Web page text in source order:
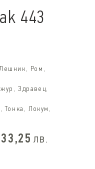
443
Ром,
Здравец,
Тонка, Локум,
33,25 лв.